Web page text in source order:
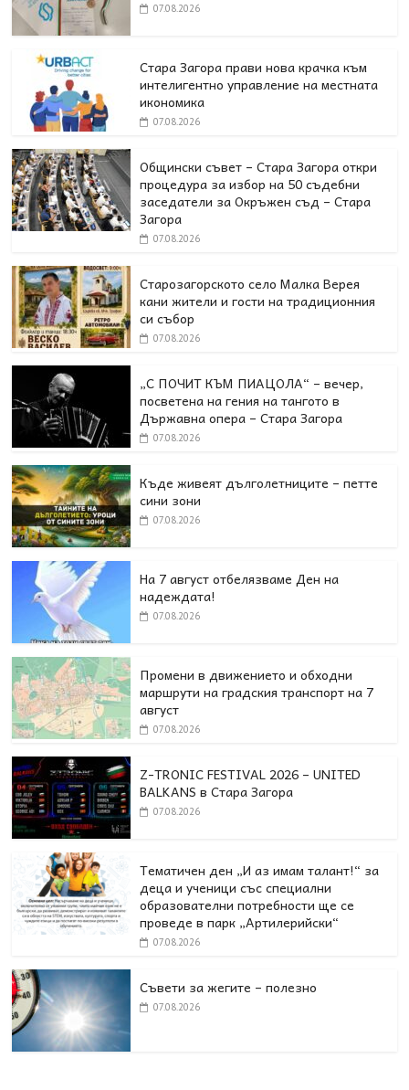
07.08.2026
Стара Загора прави нова крачка към
интелигентно управление на местната
икономика
07.08.2026
Общински съвет – Стара Загора откри
процедура за избор на 50 съдебни
заседатели за Окръжен съд – Стара
Загора
07.08.2026
Старозагорското село Малка Верея
кани жители и гости на традиционния
си събор
07.08.2026
„С ПОЧИТ КЪМ ПИАЦОЛА“ – вечер,
посветена на гения на тангото в
Държавна опера – Стара Загора
07.08.2026
Къде живеят дълголетниците – петте
сини зони
07.08.2026
На 7 август отбелязваме Ден на
надеждата!
07.08.2026
Промени в движението и обходни
маршрути на градския транспорт на 7
август
07.08.2026
Z-TRONIC FESTIVAL 2026 – UNITED
BALKANS в Стара Загора
07.08.2026
Тематичен ден „И аз имам талант!“ за
деца и ученици със специални
образователни потребности ще се
проведе в парк „Артилерийски“
07.08.2026
Съвети за жегите – полезно
07.08.2026